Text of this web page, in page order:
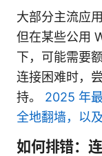
大部分主流应
但在某些公用
下，可能需要
连接困难时，
持。 2025 年
全地翻墙，以
如何排错：